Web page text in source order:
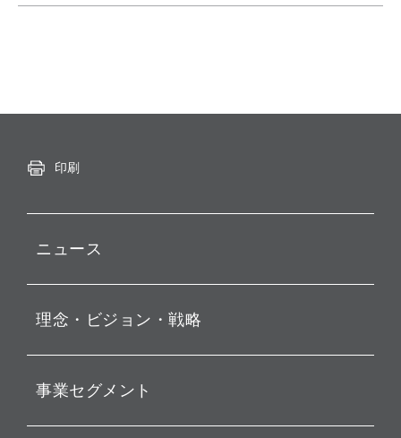
印刷
ニュース
お知らせ
動画配信
理念・ビジョン・戦略
経営理念
ビジョン
事業セグメント